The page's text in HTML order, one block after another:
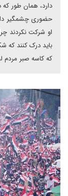
دارد، همان طور
حضوری چشمگیر
او شرکت نکردند
باید درک کنند که
که کاسه صبر مردم